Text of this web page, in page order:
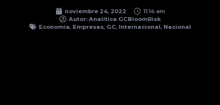
noviembre 24, 2022
11:14 am
Autor:Analítica GCBloomRisk
Economía, Empresas, GC, Internacional, Nacional